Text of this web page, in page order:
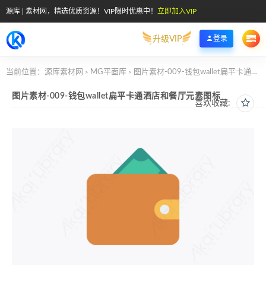
源库 | 素材网，精选优质资源！VIP限时优惠中！ 立即加入VIP
升级VIP 登录
当前位置： 源库素材网 > MG平面库 > 图片素材-009-钱包wallet扁平卡通酒店和餐厅元素图标
喜欢收藏:
图片素材-009-钱包wallet扁平卡通酒店和餐厅元素图标